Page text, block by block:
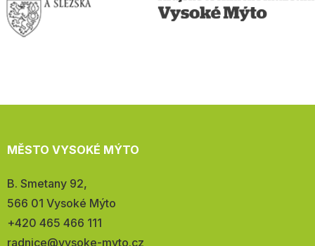
MĚSTO VYSOKÉ MÝTO
Adresa:
B. Smetany 92,
566 01 Vysoké Mýto
Telefon:
+420 465 466 111
E-
radnice@vysoke-myto.cz